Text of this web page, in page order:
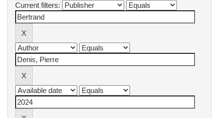
Current filters: